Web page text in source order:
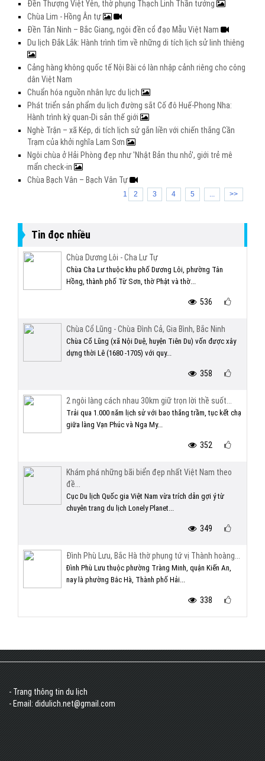
Đền Thượng Việt Yên, thờ phụng Thạch Linh Thần tướng
Chùa Lim - Hồng Ân tự
Đền Tân Ninh – Bắc Giang, ngôi đền cổ đạo Mẫu Việt Nam
Du lịch Đắk Lắk: Hành trình tìm về những di tích lịch sử linh thiêng
Cảng hàng không quốc tế Nội Bài có làn nhập cảnh riêng cho công
dân Việt Nam
Chuẩn hóa nguồn nhân lực du lịch
Phát triển sản phẩm du lịch đường sắt Cố đô Huế-Phong Nha:
Hành trình kỳ quan-Di sản thế giới
Nghè Trận – xã Kép, di tích lịch sử gắn liền với chiến thắng Cần
Trạm của khởi nghĩa Lam Sơn
Ngôi chùa ở Hải Phòng đẹp như 'Nhật Bản thu nhỏ', giới trẻ mê
mẩn check-in
Chùa Bạch Vân – Bạch Vân Tự
1 2 3 4 5 ... >>
Tin đọc nhiều
Chùa Dương Lôi - Cha Lư Tự
Chùa Cha Lư thuộc khu phố Dương Lôi, phường Tân
Hồng, thành phố Từ Sơn, thờ Phật và thờ...
536
Chùa Cổ Lũng - Chùa Đình Cả, Gia Bình, Bắc Ninh
Chùa Cổ Lũng (xã Nội Duệ, huyện Tiên Du) vốn được xây
dựng thời Lê (1680 -1705) với quy...
358
2 ngôi làng cách nhau 30km giữ trọn lời thề suốt...
Trải qua 1.000 năm lịch sử với bao thăng trầm, tục kết chạ
giữa làng Vạn Phúc và Nga My...
352
Khám phá những bãi biển đẹp nhất Việt Nam theo
đề...
Cục Du lịch Quốc gia Việt Nam vừa trích dẫn gợi ý từ
chuyên trang du lịch Lonely Planet...
349
Đình Phù Lưu, Bắc Hà thờ phụng tứ vị Thành hoàng...
Đình Phù Lưu thuộc phường Tràng Minh, quận Kiến An,
nay là phường Bắc Hà, Thành phố Hải...
338
- Trang thông tin du lịch
- Email: didulich.net@gmail.com